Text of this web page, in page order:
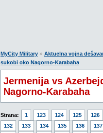
MyCity Military » Aktuelna vojna
sukobi oko Nagorno-Karabaha
Jermenija vs
Nagorno-Karabaha
Strana: 1 123 124 125 126
132
133 134 135 136 137